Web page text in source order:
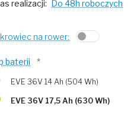
realizacji: Do 48h roboczych
na rower:
baterii *
EVE 36V 14 Ah (504 Wh)
EVE 36V 17,5 Ah (630 Wh)